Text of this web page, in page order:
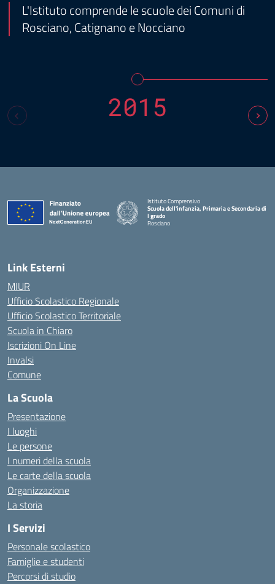
L'Istituto comprende le scuole dei Comuni di
Rosciano, Catignano e Nocciano
2015
Istituto Comprensivo
Scuola dell'infanzia, Primaria e Secondaria di
I grado
Rosciano
Link Esterni
MIUR
Ufficio Scolastico Regionale
Ufficio Scolastico Territoriale
Scuola in Chiaro
Iscrizioni On Line
Invalsi
Comune
La Scuola
Presentazione
I luoghi
Le persone
I numeri della scuola
Le carte della scuola
Organizzazione
La storia
I Servizi
Personale scolastico
Famiglie e studenti
Percorsi di studio